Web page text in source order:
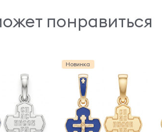
понравиться
Новинка